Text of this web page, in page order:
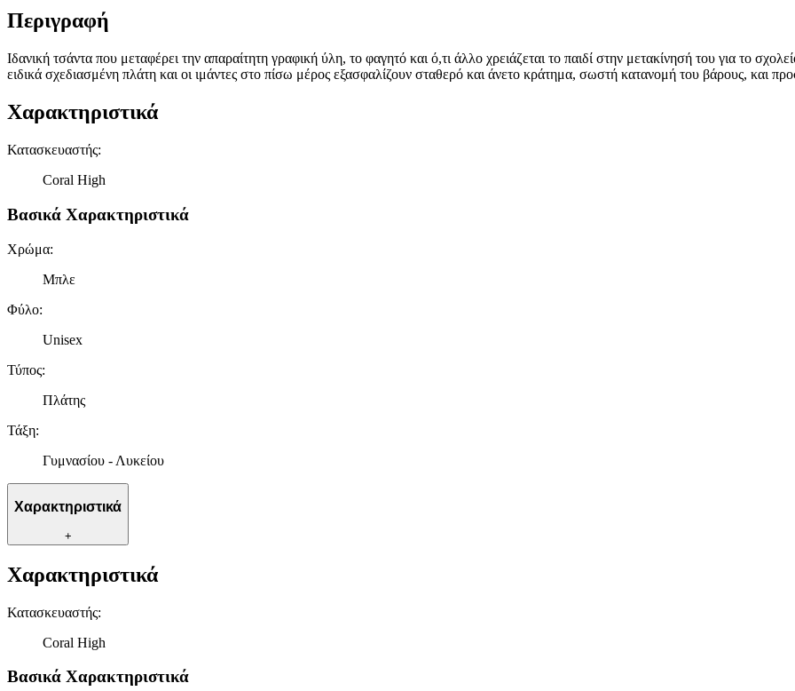
Περιγραφή
Ιδανική τσάντα που μεταφέρει την απαραίτητη γραφική ύλη, το φαγητό και ό,τι άλλο χρειάζεται το παιδί στην μετακίνησή του για το
ειδικά σχεδιασμένη πλάτη και οι ιμάντες στο πίσω μέρος εξασφαλίζουν σταθερό και άνετο κράτημα, σωστή κατανομή του βάρους, και
Χαρακτηριστικά
Κατασκευαστής:
Coral High
Βασικά Χαρακτηριστικά
Χρώμα:
Μπλε
Φύλο:
Unisex
Τύπος:
Πλάτης
Τάξη:
Γυμνασίου - Λυκείου
Χαρακτηριστικά
+
Χαρακτηριστικά
Κατασκευαστής:
Coral High
Βασικά Χαρακτηριστικά